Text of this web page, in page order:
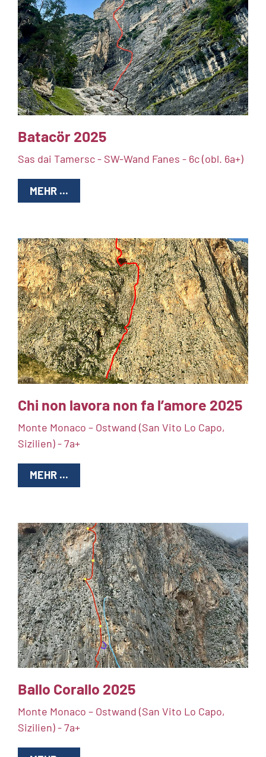
Batacör 2025
Sas dai Tamersc - SW-Wand Fanes - 6c (obl. 6a+)
MEHR ...
Chi non lavora non fa l’amore 2025
Monte Monaco – Ostwand (San Vito Lo Capo,
Sizilien) - 7a+
MEHR ...
Ballo Corallo 2025
Monte Monaco – Ostwand (San Vito Lo Capo,
Sizilien) - 7a+